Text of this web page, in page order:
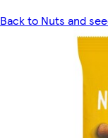
Back to Nuts and